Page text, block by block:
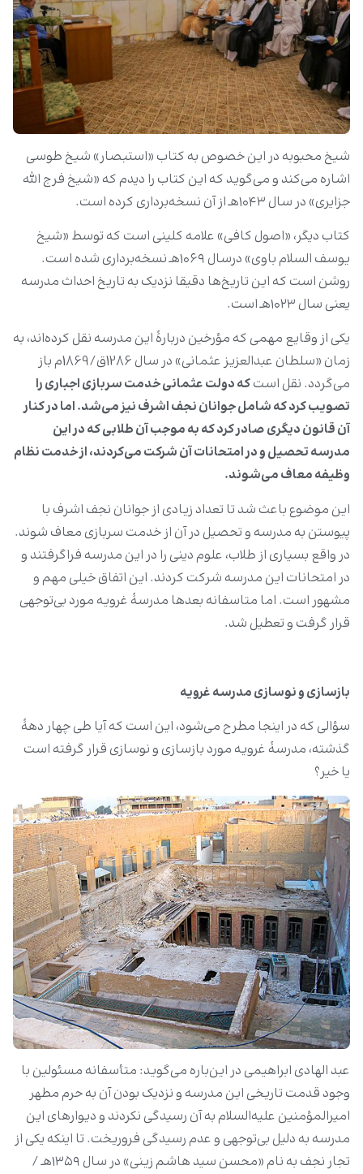
شیخ محبوبه در این خصوص به کتاب «استبصار» شیخ طوسی
اشاره می‌کند و می‌گوید که این کتاب را دیدم که «شیخ فرج الله
جزایری» در سال ۱۰۴۳هـ از آن نسخه‌برداری کرده است.
کتاب دیگر، «اصول کافی» علامه کلینی است که توسط «شیخ
یوسف السلام باوی» درسال ۱۰۶۹هـ نسخه‌برداری شده است.
روشن است که این تاریخ‌ها دقیقا نزدیک به تاریخ احداث مدرسه
یعنی سال ۱۰۲۳هـ است.
یکی از وقایع مهمی که مؤرخین دربارۀ این مدرسه نقل کرده‌اند، به
زمان «سلطان عبدالعزیز عثمانی» در سال 1286ق/1869م باز
می‌گردد. نقل استکه دولت عثمانی خدمت سربازی اجباری را
تصویب کرد که شامل جوانان نجف اشرف نیز می‌شد. اما در کنار
آن قانون دیگری صادر کرد که به موجب آن طلابی که در این
مدرسه تحصیل و در امتحانات آن شرکت می‌کردند، از خدمت نظام
وظیفه معاف می‌شوند.
این موضوع باعث شد تا تعداد زیادی از جوانان نجف اشرف با
پیوستن به مدرسه و تحصیل در آن از خدمت سربازی معاف شوند.
در واقع بسیاری از طلاب، علوم دینی را در این مدرسه فراگرفتند و
در امتحانات این مدرسه شرکت کردند. این اتفاق خیلی مهم و
مشهور است. اما متاسفانه بعدها مدرسۀ غرویه مورد بی‌توجهی
قرار گرفت و تعطیل شد.
بازسازی و نوسازی مدرسه غرویه
سؤالی که در اینجا مطرح می‌شود،‌ این است که آیا طی چهار دهۀ
گذشته، مدرسۀ غرویه مورد بازسازی و نوسازی قرار گرفته است
یا خیر؟
عبد الهادی ابراهیمی در این‌باره می‌گوید: متأسفانه مسئولین با
وجود قدمت تاریخی این مدرسه و نزدیک بودن آن به حرم مطهر
امیرالمؤمنین علیه‌السلام به آن رسیدگی نکردند و دیوارهای این
مدرسه به دلیل بی‌توجهی و عدم رسیدگی فروریخت. تا اینکه یکی از
تجار نجف به نام «محسن سید هاشم زینی» در سال ۱۳۵۹هـ /